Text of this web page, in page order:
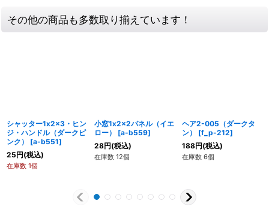
その他の商品も多数取り揃えています！
シャッター1x2x3・ヒン
ジ・ハンドル（ダークピ
ンク）
[a-b551]
25円(税込)
在庫数 1個
小窓1x2x2パネル（イエ
ロー）
[a-b559]
28円(税込)
在庫数 12個
ヘア2-005（ダークタ
ン）
[f_p-212]
188円(税込)
在庫数 6個